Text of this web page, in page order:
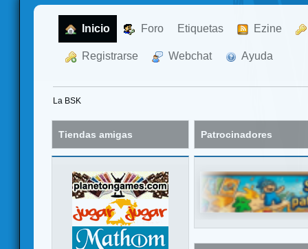
Inicio Foro Etiquetas Ezine
Registrarse Webchat Ayuda
La BSK
Tiendas amigas Patrocinadores